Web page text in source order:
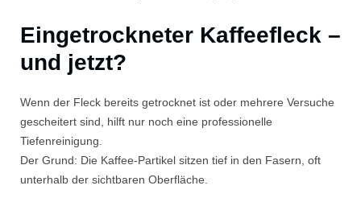
Eingetrockneter Kaffeefleck –
und jetzt?
Wenn der Fleck bereits getrocknet ist oder mehrere Versuche
gescheitert sind, hilft nur noch eine professionelle
Tiefenreinigung.
Der Grund: Die Kaffee-Partikel sitzen tief in den Fasern, oft
unterhalb der sichtbaren Oberfläche.